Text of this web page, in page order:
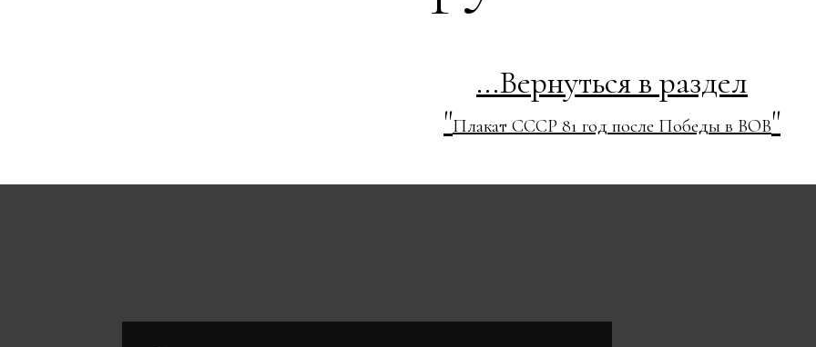
...Вернуться в раздел
"Плакат СССР 81 год после Победы в ВОВ"